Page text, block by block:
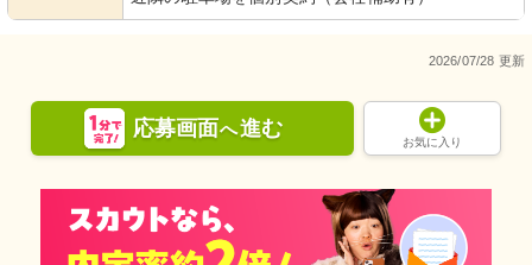
2026/07/28 更新
応募画面へ進む
お気に入り